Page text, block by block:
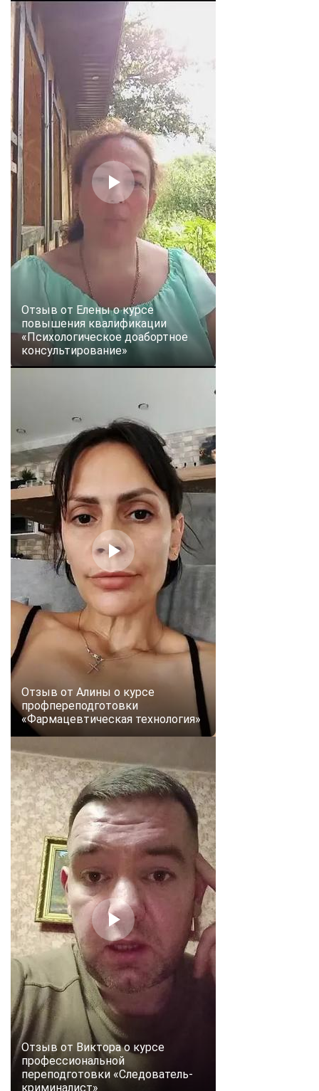
Отзыв от Елены о курсе
повышения квалификации
«Психологическое доабортное
консультирование»
Отзыв от Алины о курсе
профпереподготовки
«Фармацевтическая технология»
Отзыв от Виктора о курсе
профессиональной
переподготовки «Следователь-
криминалист»